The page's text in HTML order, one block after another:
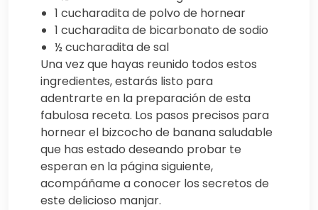
1 cucharadita de polvo de hornear
1 cucharadita de bicarbonato de sodio
½ cucharadita de sal
Una vez que hayas reunido todos estos
ingredientes, estarás listo para
adentrarte en la preparación de esta
fabulosa receta. Los pasos precisos para
hornear el bizcocho de banana saludable
que has estado deseando probar te
esperan en la página siguiente,
acompáñame a conocer los secretos de
este delicioso manjar.